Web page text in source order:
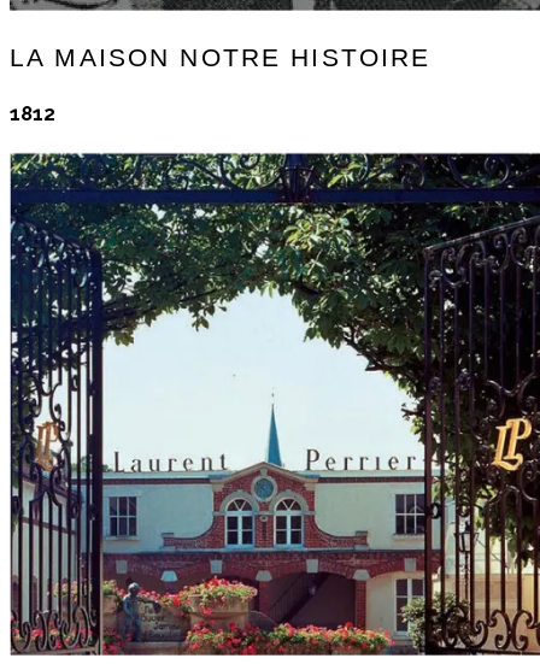
LA MAISON NOTRE HISTOIRE
1812